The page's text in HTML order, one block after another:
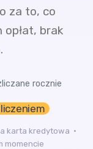
za to, co
brak
rocznie
karta kredytowa ·
momencie